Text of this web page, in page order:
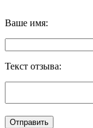
Ваше имя:
Текст отзыва:
Отправить